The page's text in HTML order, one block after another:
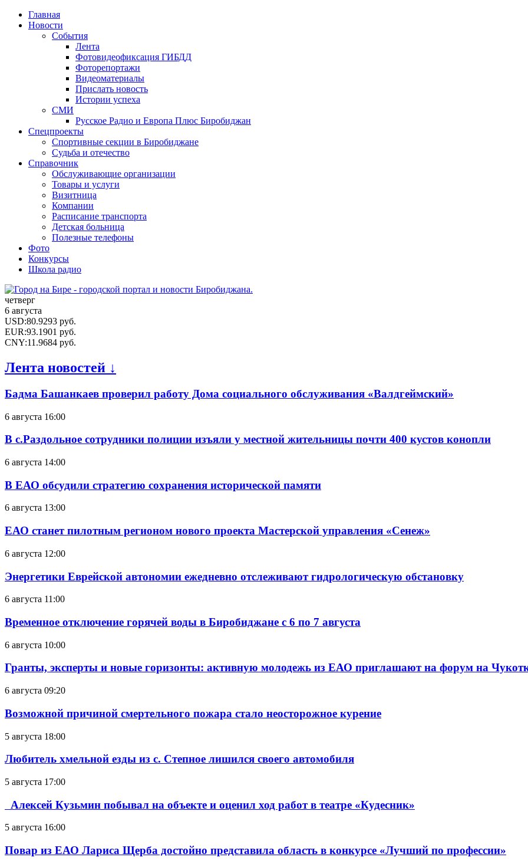
Главная
Новости
События
Лента
Фотовидеофиксация ГИБДД
Фоторепортажи
Видеоматериалы
Прислать новость
Истории успеха
СМИ
Русское Радио и Европа Плюс Биробиджан
Спецпроекты
Спортивные секции в Биробиджане
Судьба и отечество
Справочник
Обслуживающие организации
Товары и услуги
Визитница
Компании
Расписание транспорта
Детская больница
Полезные телефоны
Фото
Конкурсы
Школа радио
четверг
6 августа
USD:80.9293 руб.
EUR:93.1901 руб.
CNY:11.9684 руб.
Лента новостей ↓
Бадма Башанкаев проверил работу Дома социального обслуживания «Валдгеймский»
6 августа 16:00
В с.Раздольное сотрудники полиции изъяли у местной жительницы почти 400 кустов конопли
6 августа 14:00
В ЕАО обсудили стратегию сохранения исторической памяти
6 августа 13:00
ЕАО станет пилотным регионом нового проекта Мастерской управления «Сенеж»
6 августа 12:00
Энергетики Еврейской автономии ежедневно отслеживают гидрологическую обстановку
6 августа 11:00
Временное отключение горячей воды в Биробиджане с 6 по 7 августа
6 августа 10:00
Гранты, эксперты и новые горизонты: активную молодежь из ЕАО приглашают на форум на
6 августа 09:20
Возможной причиной смертельного пожара стало неосторожное курение
5 августа 18:00
Любитель хмельной езды из с. Степное лишился своего автомобиля
5 августа 17:00
Алексей Кузьмин побывал на объекте и оценил ход работ в театре «Кудесник»
5 августа 16:00
Повар из ЕАО Лариса Щерба достойно представила область в конкурсе «Лучший по профессии»